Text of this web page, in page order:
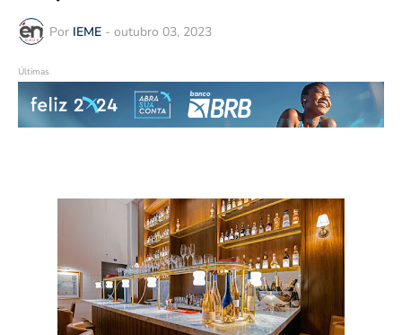
Por IEME - outubro 03, 2023
Últimas